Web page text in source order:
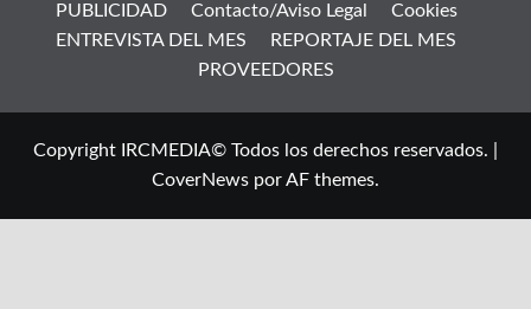
PUBLICIDAD Contacto/Aviso Legal
Cookies
ENTREVISTA DEL MES
REPORTAJE DEL MES
PROVEEDORES
Copyright IRCMEDIA© Todos los derechos reservados.
CoverNews por AF themes.